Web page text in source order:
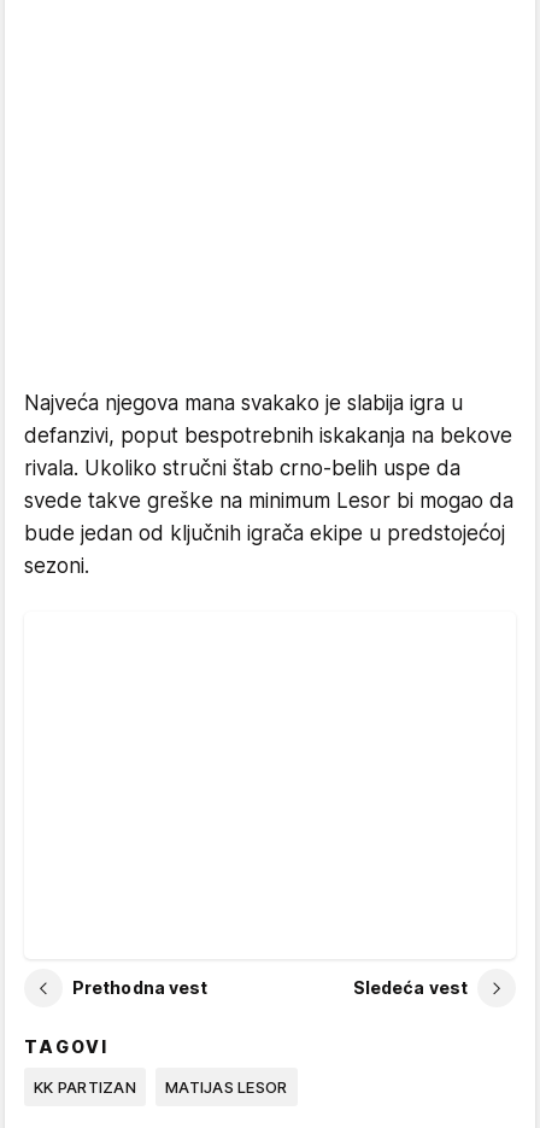
Najveća njegova mana svakako je slabija igra u
defanzivi, poput bespotrebnih iskakanja na bekove
rivala. Ukoliko stručni štab crno-belih uspe da
svede takve greške na minimum Lesor bi mogao da
bude jedan od ključnih igrača ekipe u predstojećoj
sezoni.
Prethodna vest Sledeća vest
TAGOVI
KK PARTIZAN MATIJAS LESOR